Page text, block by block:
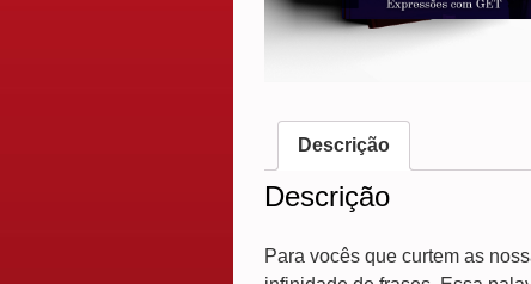
Descrição
Descrição
Para vocês que curtem as